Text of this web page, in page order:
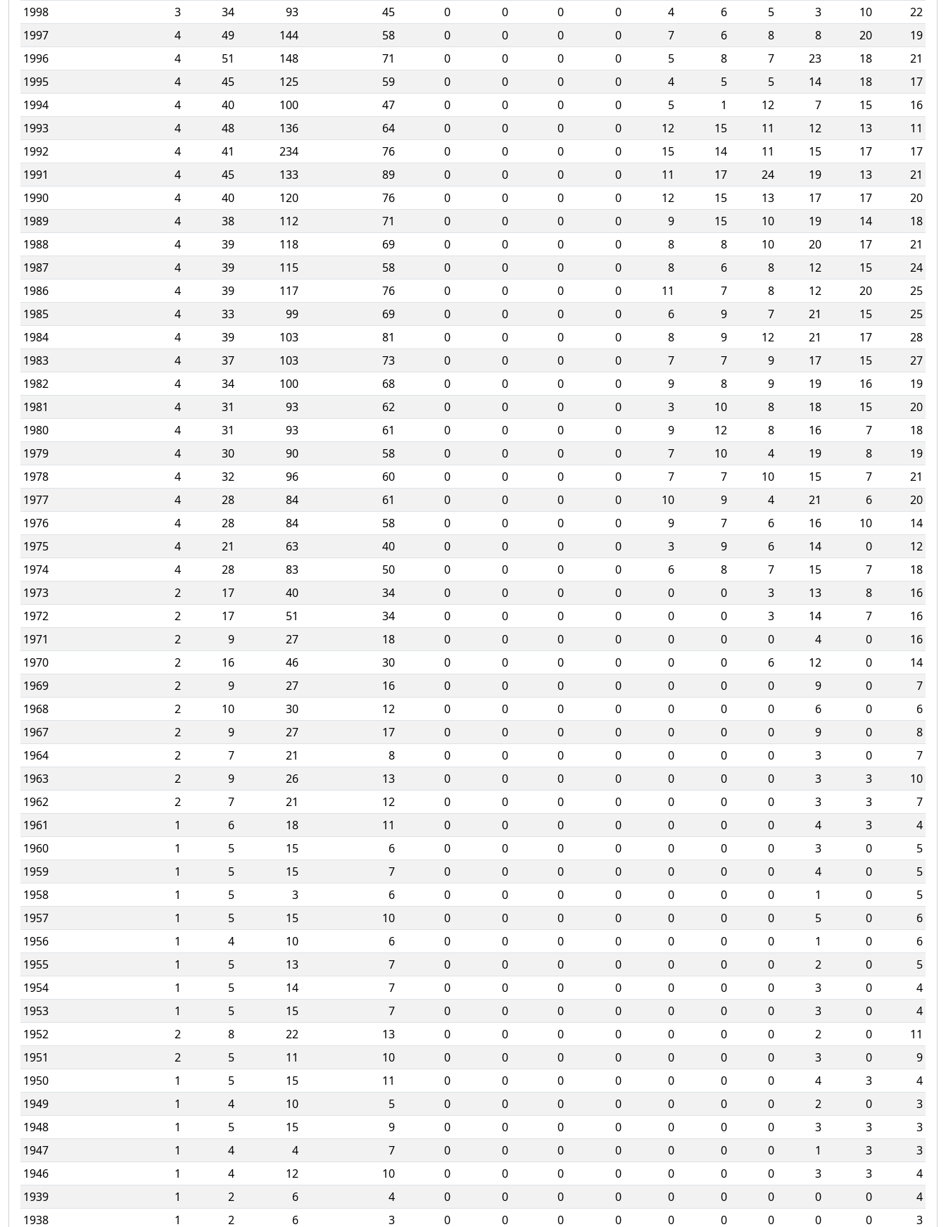
1998
3 34 93 45 0 0 0 0 4 6 5 3 10
22
1997
4 49 144 58 0 0 0 0 7 6 8 8 20
19
1996
4 51 148 71 0 0 0 0 5 8 7 23 18
21
1995
4 45 125 59 0 0 0 0 4 5 5 14 18
17
1994
4 40 100 47 0 0 0 0 5 1 12 7 15
16
1993
4 48 136 64 0 0 0 0 12 15 11 12 13
11
1992
4 41 234 76 0 0 0 0 15 14 11 15 17
17
1991
4 45 133 89 0 0 0 0 11 17 24 19 13
21
1990
4 40 120 76 0 0 0 0 12 15 13 17 17
20
1989
4 38 112 71 0 0 0 0 9 15 10 19 14
18
1988
4 39 118 69 0 0 0 0 8 8 10 20 17
21
1987
4 39 115 58 0 0 0 0 8 6 8 12 15
24
1986
4 39 117 76 0 0 0 0 11 7 8 12 20
25
1985
4 33 99 69 0 0 0 0 6 9 7 21 15
25
1984
4 39 103 81 0 0 0 0 8 9 12 21 17
28
1983
4 37 103 73 0 0 0 0 7 7 9 17 15
27
1982
4 34 100 68 0 0 0 0 9 8 9 19 16
19
1981
4 31 93 62 0 0 0 0 3 10 8 18 15
20
1980
4 31 93 61 0 0 0 0 9 12 8 16 7
18
1979
4 30 90 58 0 0 0 0 7 10 4 19 8
19
1978
4 32 96 60 0 0 0 0 7 7 10 15 7
21
1977
4 28 84 61 0 0 0 0 10 9 4 21 6
20
1976
4 28 84 58 0 0 0 0 9 7 6 16 10
14
1975
4 21 63 40 0 0 0 0 3 9 6 14 0
12
1974
4 28 83 50 0 0 0 0 6 8 7 15 7
18
1973
2 17 40 34 0 0 0 0 0 0 3 13 8
16
1972
2 17 51 34 0 0 0 0 0 0 3 14 7
16
1971
2 9 27 18 0 0 0 0 0 0 0 4 0
16
1970
2 16 46 30 0 0 0 0 0 0 6 12 0
14
1969
2 9 27 16 0 0 0 0 0 0 0 9 0
7
1968
2 10 30 12 0 0 0 0 0 0 0 6 0
6
1967
2 9 27 17 0 0 0 0 0 0 0 9 0
8
1964
2 7 21 8 0 0 0 0 0 0 0 3 0
7
1963
2 9 26 13 0 0 0 0 0 0 0 3 3
10
1962
2 7 21 12 0 0 0 0 0 0 0 3 3
7
1961
1 6 18 11 0 0 0 0 0 0 0 4 3
4
1960
1 5 15 6 0 0 0 0 0 0 0 3 0
5
1959
1 5 15 7 0 0 0 0 0 0 0 4 0
5
1958
1 5 3 6 0 0 0 0 0 0 0 1 0
5
1957
1 5 15 10 0 0 0 0 0 0 0 5 0
6
1956
1 4 10 6 0 0 0 0 0 0 0 1 0
6
1955
1 5 13 7 0 0 0 0 0 0 0 2 0
5
1954
1 5 14 7 0 0 0 0 0 0 0 3 0
4
1953
1 5 15 7 0 0 0 0 0 0 0 3 0
4
1952
2 8 22 13 0 0 0 0 0 0 0 2 0
11
1951
2 5 11 10 0 0 0 0 0 0 0 3 0
9
1950
1 5 15 11 0 0 0 0 0 0 0 4 3
4
1949
1 4 10 5 0 0 0 0 0 0 0 2 0
3
1948
1 5 15 9 0 0 0 0 0 0 0 3 3
3
1947
1 4 4 7 0 0 0 0 0 0 0 1 3
3
1946
1 4 12 10 0 0 0 0 0 0 0 3 3
4
1939
1 2 6 4 0 0 0 0 0 0 0 0 0
4
1938
1 2 6 3 0 0 0 0 0 0 0 0 0 3